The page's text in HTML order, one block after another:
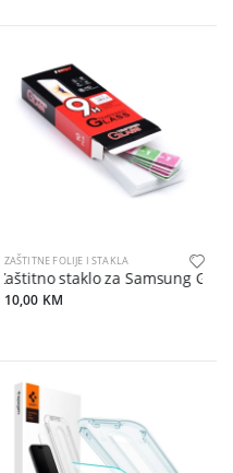
ZAŠTITNE FOLIJE I STAKLA
Zaštitno staklo za Samsung
10,00 KM